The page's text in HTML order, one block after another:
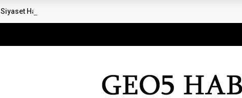
Siyaset Haberleri – Haberinburada.com.tr